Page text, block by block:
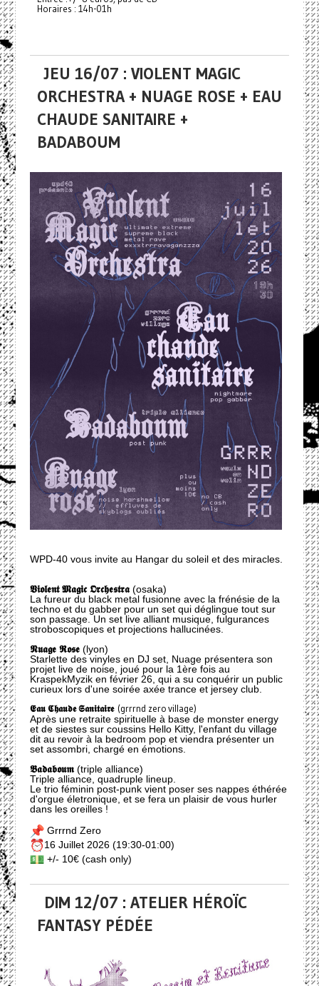
Horaires : 14h-01h
JEU 16/07 : VIOLENT MAGIC
ORCHESTRA + NUAGE ROSE + EAU
CHAUDE SANITAIRE +
BADABOUM
WPD-40 vous invite au Hangar du soleil et des miracles.
𝖁𝖎𝖔𝖑𝖊𝖓𝖙 𝕸𝖆𝖌𝖎𝖈 𝕺𝖗𝖈𝖍𝖊𝖘𝖙𝖗𝖆(osaka)
La fureur du black metal fusionne avec la frénésie de la
techno et du gabber pour un set qui déglingue tout sur
son passage. Un set live alliant musique, fulgurances
stroboscopiques et projections hallucinées.
𝕹𝖚𝖆𝖌𝖊 𝕽𝖔𝖘𝖊(lyon)
Starlette des vinyles en DJ set, Nuage présentera son
projet live de noise, joué pour la 1ère fois au
KraspekMyzik en février 26, qui a su conquérir un public
curieux lors d'une soirée axée trance et jersey club.
𝕰𝖆𝖚 𝕮𝖍𝖆𝖚𝖉𝖊 𝕾𝖆𝖓𝖎𝖙𝖆𝖎𝖗𝖊 (grrrnd zero village)
Après une retraite spirituelle à base de monster energy
et de siestes sur coussins Hello Kitty, l'enfant du village
dit au revoir à la bedroom pop et viendra présenter un
set assombri, chargé en émotions.
𝕭𝖆𝖉𝖆𝖇𝖔𝖚𝖒(triple alliance)
Triple alliance, quadruple lineup.
Le trio féminin post-punk vient poser ses nappes éthérée
d'orgue életronique, et se fera un plaisir de vous hurler
dans les oreilles !
Grrrnd Zero
16 Juillet 2026 (19:30-01:00)
+/- 10€ (cash only)
DIM 12/07 : ATELIER HÉROÏC
FANTASY PÉDÉE